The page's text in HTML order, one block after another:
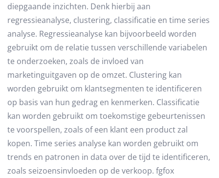
diepgaande inzichten. Denk hierbij aan
regressieanalyse, clustering, classificatie en time series
analyse. Regressieanalyse kan bijvoorbeeld worden
gebruikt om de relatie tussen verschillende variabelen
te onderzoeken, zoals de invloed van
marketinguitgaven op de omzet. Clustering kan
worden gebruikt om klantsegmenten te identificeren
op basis van hun gedrag en kenmerken. Classificatie
kan worden gebruikt om toekomstige gebeurtenissen
te voorspellen, zoals of een klant een product zal
kopen. Time series analyse kan worden gebruikt om
trends en patronen in data over de tijd te identificeren,
zoals seizoensinvloeden op de verkoop. fgfox